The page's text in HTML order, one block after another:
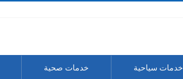
خدمات سياحية خدمات صحية